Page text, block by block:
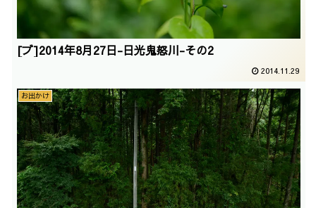
[ブ]2014年8月27日-日光鬼怒川-その2
2014.11.29
お出かけ